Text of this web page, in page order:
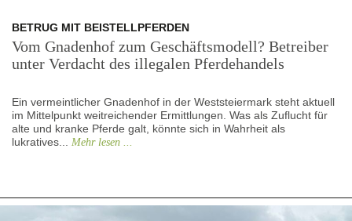
BETRUG MIT BEISTELLPFERDEN
Vom Gnadenhof zum Geschäftsmodell? Betreiber
unter Verdacht des illegalen Pferdehandels
Ein vermeintlicher Gnadenhof in der Weststeiermark steht aktuell
im Mittelpunkt weitreichender Ermittlungen. Was als Zuflucht für
alte und kranke Pferde galt, könnte sich in Wahrheit als
lukratives... Mehr lesen ...